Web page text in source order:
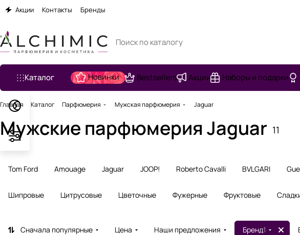
Акции Контакты Бренды
Каталог Новинки Bestsellers Акции Наборы и подарки
Главная Каталог Парфюмерия Мужская парфюмерия Jaguar
Мужские парфюмерия Jaguar 11
Tom Ford Amouage Jaguar JOOP! Roberto Cavalli BVLGARI
Шипровые Цитрусовые Цветочные Фужерные Фруктовые
Сначала популярные Цена Наши предложения Бренд1